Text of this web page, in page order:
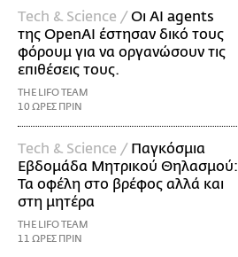
Τech & Science / Οι AI agents
της OpenAI έστησαν δικό τους
φόρουμ για να οργανώσουν τις
επιθέσεις τους.
THE LIFO TEAM
10 ΩΡΕΣ ΠΡΙΝ
Τech & Science / Παγκόσμια
Εβδομάδα Μητρικού Θηλασμού:
Τα οφέλη στο βρέφος αλλά και
στη μητέρα
THE LIFO TEAM
11 ΩΡΕΣ ΠΡΙΝ